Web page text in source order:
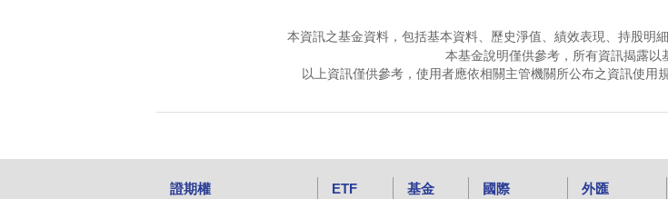
本資訊之基金資料，包括基本資料、歷史淨值、績效表現、持股明
本基金說明僅供參考，所有資訊揭露以
以上資訊僅供參考，使用者應依相關主管機關所公布之資訊使用
證期權 ETF 基金 國際 外匯